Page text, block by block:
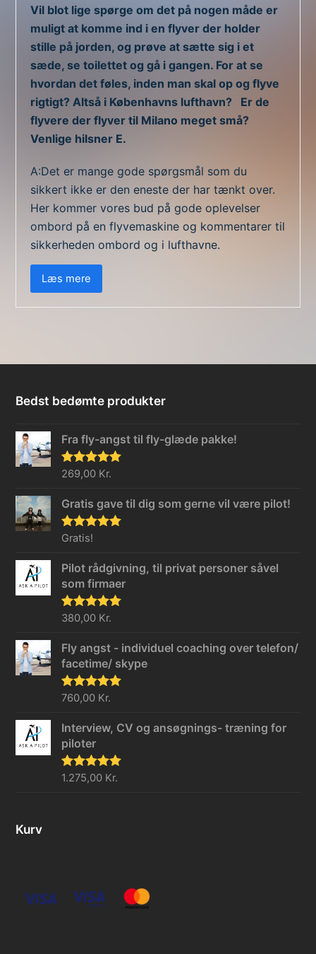
Vil blot lige spørge om det på nogen måde er
muligt at komme ind i en flyver der holder
stille på jorden, og prøve at sætte sig i et
sæde, se toilettet og gå i gangen. For at se
hvordan det føles, inden man skal op og flyve
rigtigt? Altså i Københavns lufthavn? Er de
flyvere der flyver til Milano meget små?
Venlige hilsner E.
A:Det er mange gode spørgsmål som du
sikkert ikke er den eneste der har tænkt over.
Her kommer vores bud på gode oplevelser
ombord på en flyvemaskine og kommentarer til
sikkerheden ombord og i lufthavne.
Læs mere
Bedst bedømte produkter
Fra fly-angst til fly-glæde pakke!
Vurderet
269,00 Kr.
Gratis gave til dig som gerne vil være pilot!
Vurderet
Gratis!
Pilot rådgivning, til privat personer såvel
som firmaer
Vurderet
380,00 Kr.
Fly angst - individuel coaching over telefon/
facetime/ skype
Vurderet
760,00 Kr.
Interview, CV og ansøgnings- træning for
piloter
Vurderet
1.275,00 Kr.
Kurv